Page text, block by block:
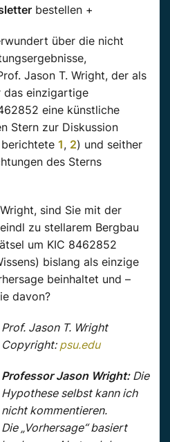
bestellen +
über die nicht
Jason T. Wright, der als
das einzigartige
eine künstliche
Stern zur Diskussion
1, 2) und seither
des Sterns
sind Sie mit der
zu stellarem Bergbau
um KIC 8462852
bislang als einzige
beinhaltet und –
davon?
Prof. Jason T. Wright
Copyright: psu.edu
Professor Jason Wright:Die
Hypothese selbst kann ich
nicht kommentieren.
Die „Vorhersage“ basiert